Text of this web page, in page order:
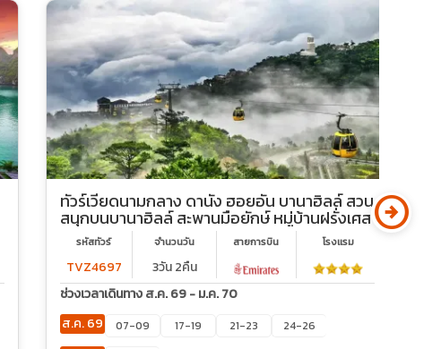
ทัวร์เวียดนามกลาง ดานัง ฮอยอัน บานาฮิลล์ สวน
สนุกบนบานาฮิลล์ สะพานมือยักษ์ หมู่บ้านฝรั่งเศส
รหัสทัวร์
TVZ4697
จำนวนวัน
3วัน 2คืน
สายการบิน โรงเเรม
ช่วงเวลาเดินทาง ส.ค. 69 - ม.ค. 70
ส.ค. 69
07-09 17-19 21-23 24-26
arrow_circle_right